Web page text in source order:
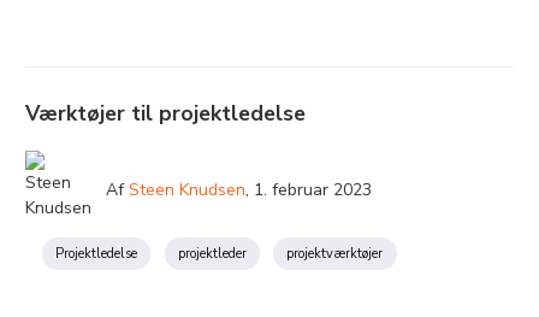
Værktøjer til projektledelse
AfSteen Knudsen, 1. februar 2023
Projektledelse projektleder projektværktøjer